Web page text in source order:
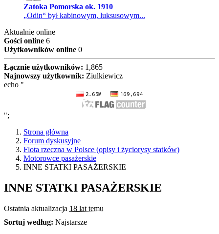
Zatoka Pomorska ok. 1910
„Odin“ był kabinowym, luksusowym...
Aktualnie online
Gości online 6
Użytkowników online 0
Łącznie użytkowników: 1,865
Najnowszy użytkownik: Ziulkiewicz
echo "
";
Strona główna
Forum dyskusyjne
Flota rzeczna w Polsce (opisy i życiorysy statków)
Motorowce pasażerskie
INNE STATKI PASAŻERSKIE
INNE STATKI PASAŻERSKIE
Ostatnia aktualizacja 18 lat temu
Sortuj według: Najstarsze